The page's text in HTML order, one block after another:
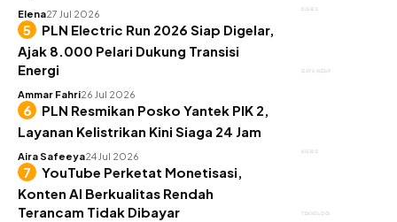
BISNIS
Elena27 Jul 2026
GAYA HIDUP
PLN Electric Run 2026 Siap Digelar,
Ajak 8.000 Pelari Dukung Transisi
Energi
Ammar Fahri26 Jul 2026
BISNIS
PLN Resmikan Posko Yantek PIK 2,
Layanan Kelistrikan Kini Siaga 24 Jam
Aira Safeeya24 Jul 2026
TEKNOLOGI
YouTube Perketat Monetisasi,
Konten AI Berkualitas Rendah
Terancam Tidak Dibayar